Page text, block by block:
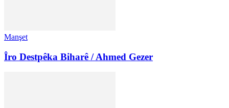
Manşet
Îro Destpêka Biharê / Ahmed Gezer